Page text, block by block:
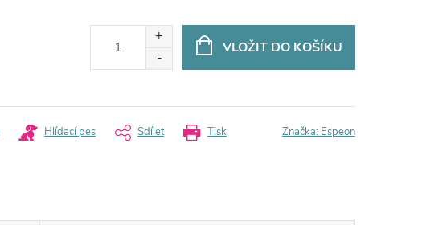
VLOŽIT DO KOŠÍKU
Tisk
Hlídací pes Sdílet Značka: Espeon